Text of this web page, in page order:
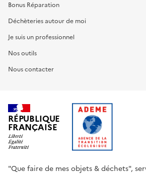
Bonus Réparation
Déchèteries autour de moi
Je suis un professionnel
Nos outils
Nous contacter
RÉPUBLIQUE
FRANÇAISE
"Que faire de mes objets & déchets",